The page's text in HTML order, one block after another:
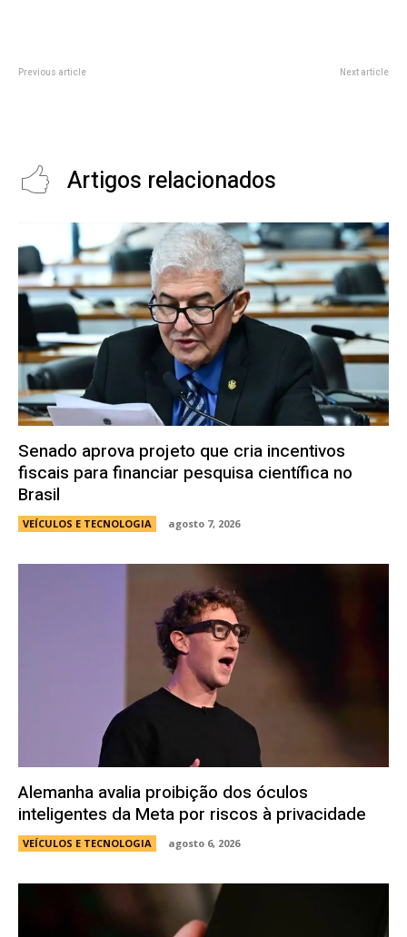
Previous article Next article
Artigos relacionados
Senado aprova projeto que cria incentivos
fiscais para financiar pesquisa científica no
Brasil
VEÍCULOS E TECNOLOGIA agosto 7, 2026
Alemanha avalia proibição dos óculos
inteligentes da Meta por riscos à privacidade
VEÍCULOS E TECNOLOGIA agosto 6, 2026